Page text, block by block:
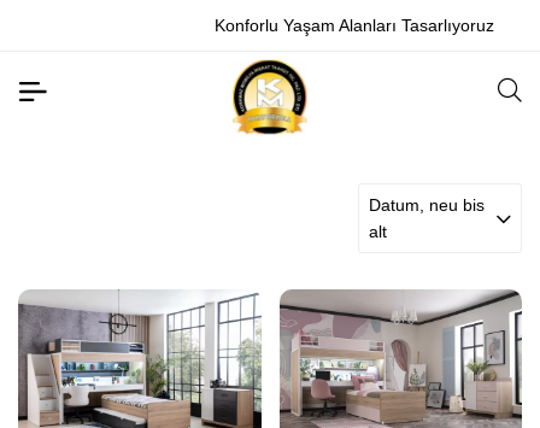
Konforlu Yaşam Alanları Tasarlıyoruz
Datum, neu bis
alt